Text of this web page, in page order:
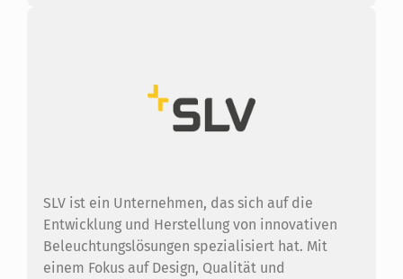
SLV ist ein Unternehmen, das sich auf die
Entwicklung und Herstellung von innovativen
Beleuchtungslösungen spezialisiert hat. Mit
einem Fokus auf Design, Qualität und